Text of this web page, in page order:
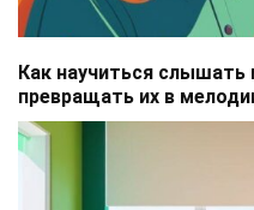
Как научиться слышать
превращать их в